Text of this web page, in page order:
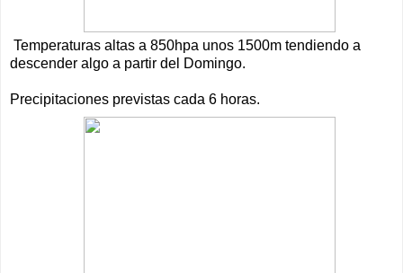
Temperaturas altas a 850hpa unos 1500m tendiendo a
descender algo a partir del Domingo.
Precipitaciones previstas cada 6 horas.